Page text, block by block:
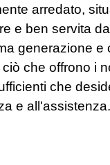
arredato,
e ben servita
generazione
che offrono i
che
e all'assistenza.